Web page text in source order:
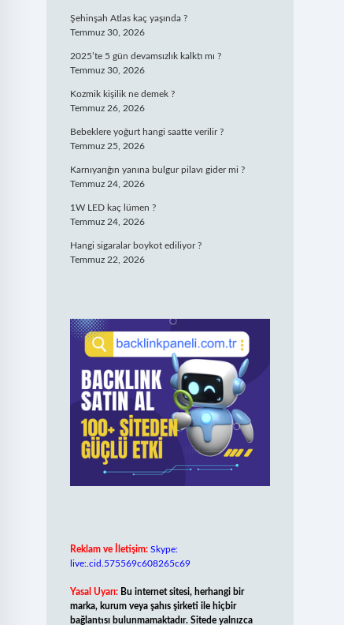
Şehinşah Atlas kaç yaşında ?
Temmuz 30, 2026
2025’te 5 gün devamsızlık kalktı mı ?
Temmuz 30, 2026
Kozmik kişilik ne demek ?
Temmuz 26, 2026
Bebeklere yoğurt hangi saatte verilir ?
Temmuz 25, 2026
Karnıyarığın yanına bulgur pilavı gider mi ?
Temmuz 24, 2026
1W LED kaç lümen ?
Temmuz 24, 2026
Hangi sigaralar boykot ediliyor ?
Temmuz 22, 2026
Reklam ve İletişim: Skype:
live:.cid.575569c608265c69
Yasal Uyarı: Bu internet sitesi, herhangi bir
marka, kurum veya şahıs şirketi ile hiçbir
bağlantısı bulunmamaktadır. Sitede yalnızca